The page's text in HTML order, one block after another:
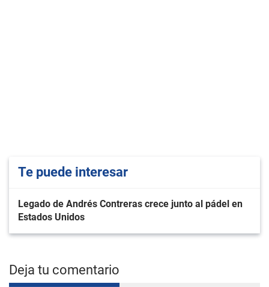
Te puede interesar
Legado de Andrés Contreras crece junto al pádel en
Estados Unidos
Deja tu comentario